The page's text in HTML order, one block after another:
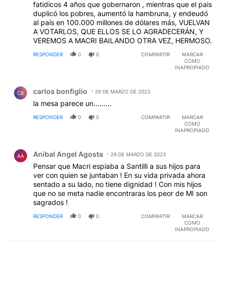
fatidicos 4 años que gobernaron , mientras que el pais
duplicó los pobres, aumentó la hambruna, y endeudó
al país en 100.000 millones de dólares más, VUELVAN
A VOTARLOS, QUE ELLOS SE LO AGRADECERÁN, Y
VEREMOS A MACRI BAILANDO OTRA VEZ, HERMOSO.
RESPONDER 0 0 COMPARTIR
MARCAR
COMO
INAPROPIADO
CB carlos bonfiglio 29 DE MARZO DE 2023
la mesa parece un.........
RESPONDER 0 0 COMPARTIR
MARCAR
COMO
INAPROPIADO
AA Anibal Angel Agosta 29 DE MARZO DE 2023
Pensar que Macri espiaba a Santilli a sus hijos para
ver con quien se juntaban ! En su vida privada ahora
sentado a su lado, no tiene dignidad ! Con mis hijos
que no se meta nadie encontraras los peor de MI son
sagrados !
RESPONDER 0 0 COMPARTIR
MARCAR
COMO
INAPROPIADO